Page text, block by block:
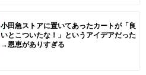
小田急ストアに置いてあったカートが「良
いとこついたな！」というアイデアだった
→恩恵がありすぎる